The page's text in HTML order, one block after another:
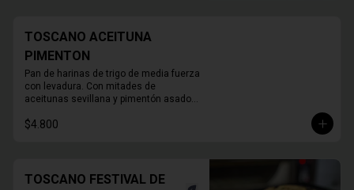
TOSCANO ACEITUNA
PIMENTON
Pan de harinas de trigo de media fuerza
con levadura. Con mitades de
aceitunas sevillana y pimentón asado.
$4.800
TOSCANO FESTIVAL DE